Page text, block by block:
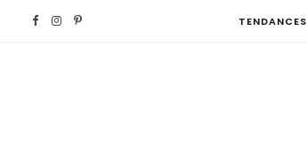
F I P TENDANCES